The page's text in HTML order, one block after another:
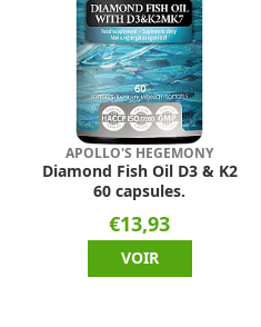
APOLLO'S HEGEMONY
Diamond Fish Oil D3 & K2
60 capsules.
€13,93
VOIR